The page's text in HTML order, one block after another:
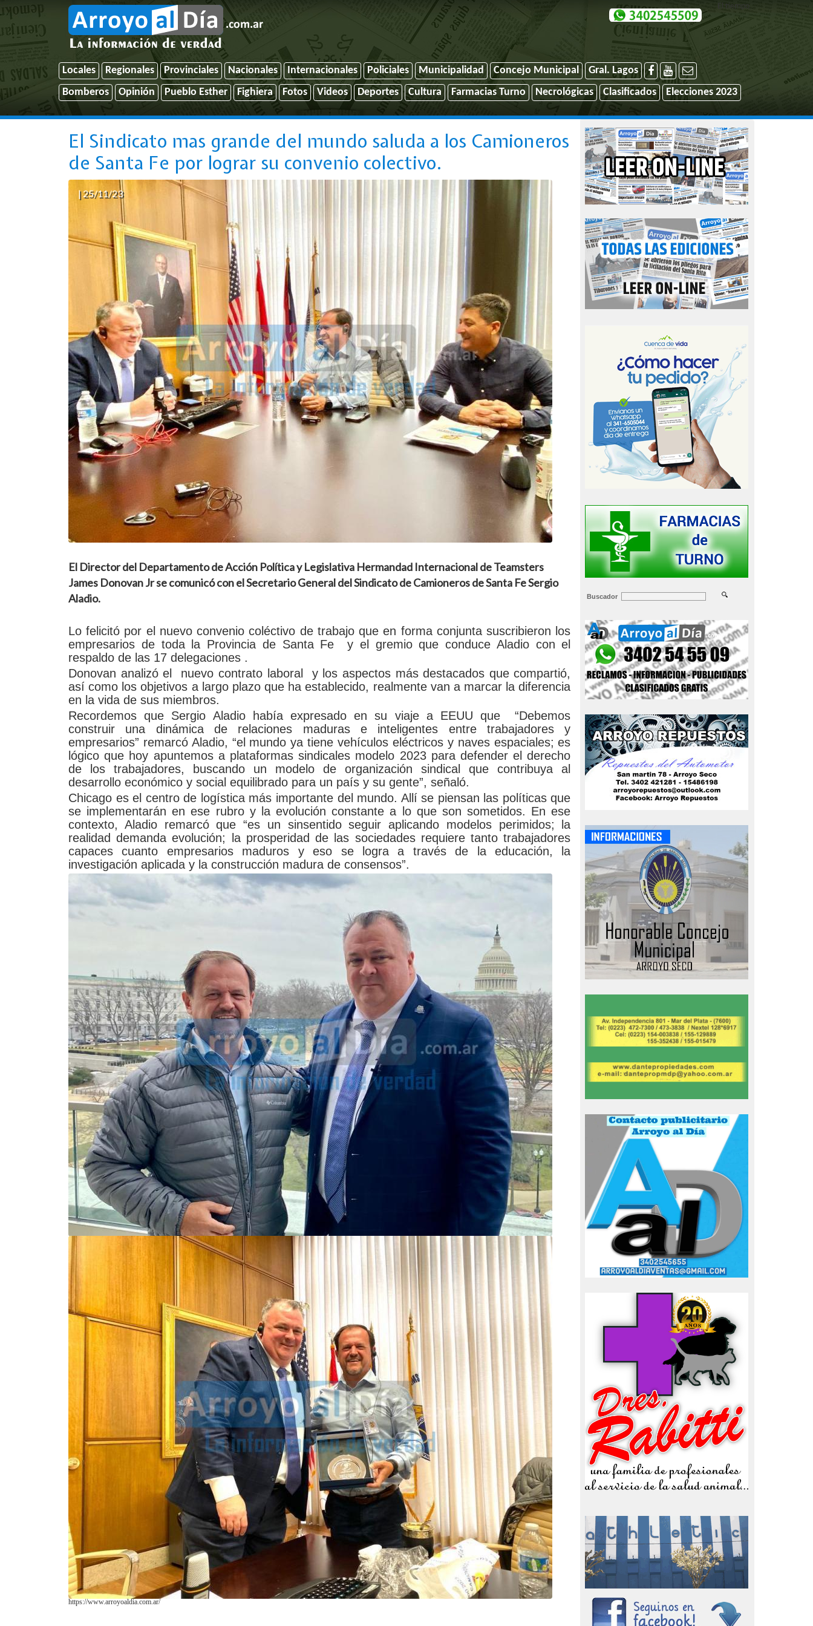
El tiempo
Locales Regionales Provinciales Nacionales Internacionales Policiales Municipalidad Concejo Municipal
Gral. Lagos
Bomberos
Opinión Pueblo Esther Fighiera Fotos Videos Deportes Cultura Farmacias Turno Necrológicas Clasificados Elecciones 2023
El Sindicato mas grande del mundo saluda a los Camioneros
de Santa Fe por lograr su convenio colectivo.
| 25/11/23
El Director del Departamento de Acción Política y Legislativa Hermandad Internacional de Teamsters
James Donovan Jr se comunicó con el Secretario General del Sindicato de Camioneros de Santa Fe Sergio
Aladio.
Lo felicitó por el nuevo convenio coléctivo de trabajo que en forma conjunta suscribieron los
empresarios de toda la Provincia de Santa Fe y el gremio que conduce Aladio con el
respaldo de las 17 delegaciones .
Donovan analizó el nuevo contrato laboral y los aspectos más destacados que compartió,
así como los objetivos a largo plazo que ha establecido, realmente van a marcar la diferencia
en la vida de sus miembros.
Recordemos que Sergio Aladio había expresado en su viaje a EEUU que “Debemos
construir una dinámica de relaciones maduras e inteligentes entre trabajadores y
empresarios” remarcó Aladio, “el mundo ya tiene vehículos eléctricos y naves espaciales; es
lógico que hoy apuntemos a plataformas sindicales modelo 2023 para defender el derecho
de los trabajadores, buscando un modelo de organización sindical que contribuya al
desarrollo económico y social equilibrado para un país y su gente”, señaló.
Chicago es el centro de logística más importante del mundo. Allí se piensan las políticas que
se implementarán en ese rubro y la evolución constante a lo que son sometidos. En ese
contexto, Aladio remarcó que “es un sinsentido seguir aplicando modelos perimidos; la
realidad demanda evolución; la prosperidad de las sociedades requiere tanto trabajadores
capaces cuanto empresarios maduros y eso se logra a través de la educación, la
investigación aplicada y la construcción madura de consensos”.
https://www.arroyoaldia.com.ar/
Buscador